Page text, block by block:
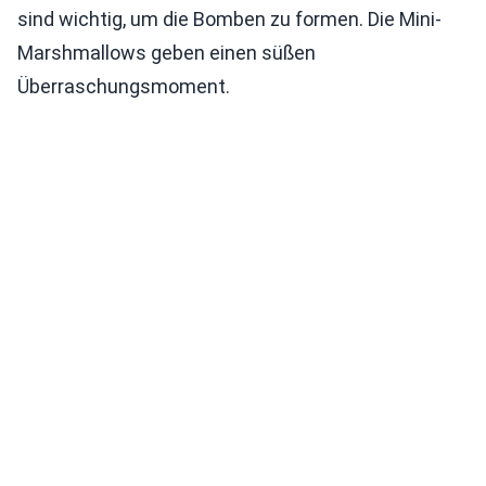
sind wichtig, um die Bomben zu formen. Die Mini-
Marshmallows geben einen süßen
Überraschungsmoment.